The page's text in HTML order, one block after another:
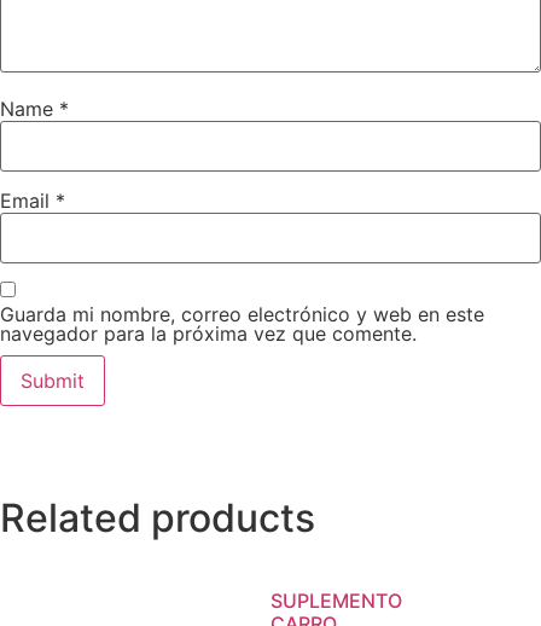
Name *
Email *
Guarda mi nombre, correo electrónico y web en este
navegador para la próxima vez que comente.
Related products
SUPLEMENTO